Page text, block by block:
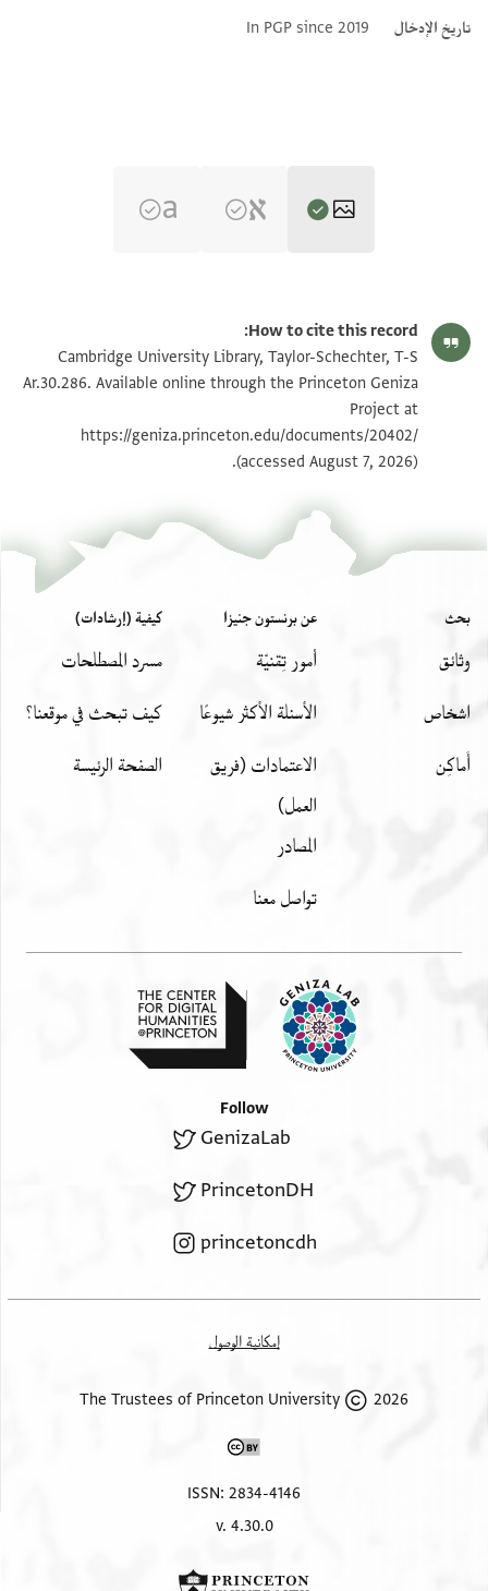
تاريخ الإدخال
In PGP since 2019
T-S Ar.30.286 1v تكبير و تدوير
بيان أذونات الصورة
How to cite this record:
Cambridge University Library, Taylor-Schechter, T-S
Ar.30.286. Available online through the Princeton Geniza
Project at
https://geniza.princeton.edu/documents/20402/
(accessed August 7, 2026).
بحث
وثائق
اشخاص
أَماكِن
عن برنستون جنيزا
أمور تِقنيّة
الأسئلة الأكثر شيوعًا
الاعتمادات (فريق
العمل)
المصادر
تواصل معنا
كيفية (إرشادات)
مسرد المصطلحات
كيف تبحث في موقعنا؟
الصفحة الرئيسة
Follow
GenizaLab
PrincetonDH
princetoncdh
إمكانية الوصول
2026 The Trustees of Princeton University
ISSN: 2834-4146
v. 4.30.0